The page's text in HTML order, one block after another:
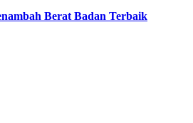
Berat Badan Terbaik